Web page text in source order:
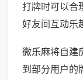
打牌时可以合
好友间互动乐
微乐麻将自建
到部分用户的